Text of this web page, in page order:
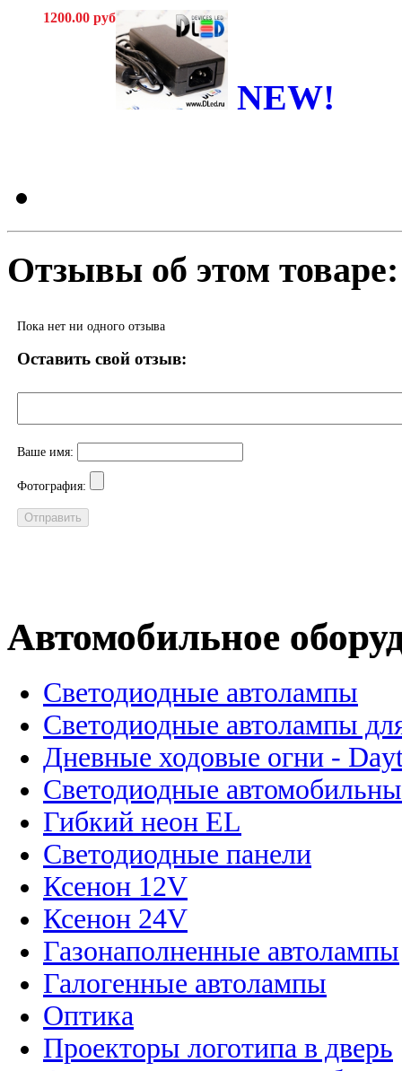
NEW!
1200.00 руб
Отзывы об этом товаре:
Пока нет ни одного отзыва
Оставить свой отзыв:
Ваше имя:
Фотография:
Автомобильное
Светодиодные автолампы
Светодиодные автолампы
Дневные ходовые огни -
Светодиодные
Гибкий неон EL
Светодиодные панели
Ксенон 12V
Ксенон 24V
Газонаполненные автолампы
Галогенные автолампы
Оптика
Проекторы логотипа в дверь